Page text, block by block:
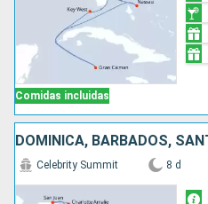
Comidas incluidas
Celebrity Summit 8 d